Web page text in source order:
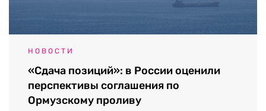
НОВОСТИ
«Сдача позиций»: в России оценили
перспективы соглашения по
Ормузскому проливу